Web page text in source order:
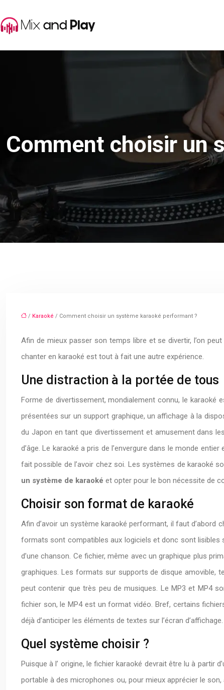
Comment choisir un
/ Karaoké / Comment choisir un système karaoké performant ?
Afin de mieux passer son temps libre et se divertir, l’on
chanter en karaoké est tout à fait une autre expérience.
Une distraction à la portée de tous
Forme de divertissement, mondialement connu, le karaoké
présentées sur un support graphique, un affichage à la
du Japon en tant que divertissement et amusement dans
d’âge. Le karaoké a pris de l’envergure dans le monde
fait possible de l’avoir chez soi. Les systèmes de karaoké
un système de karaoké et opter pour le bon nécessite de
Choisir son format de karaoké
Afin d’avoir un système karaoké performant, il faut
formats sont compatibles aux logiciels et donc sont lisibles
d’une chanson. Ce fichier, même avec un graphique plus
graphiques. Les formats sur supports de disque amovible,
peut contenir que très peu de musiques. Le MP3 et MP4
fichier son, le MP4 est un format vidéo. Bref, certains
déjà d’anticiper les éléments de textes sur l’écran d’affichage.
Quel système choisir ?
Puisque à l’ origine, le fichier karaoké devrait être lu à partir
portable à des microphones ou, pour mieux apprécier le